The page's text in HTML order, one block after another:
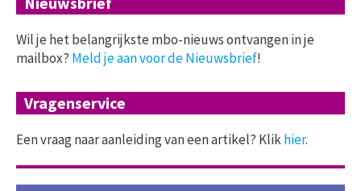
Wil je het belangrijkste mbo-nieuws ontvangen in je
mailbox? Meld je aan voor de Nieuwsbrief!
Vragenservice
Een vraag naar aanleiding van een artikel? Klikhier.